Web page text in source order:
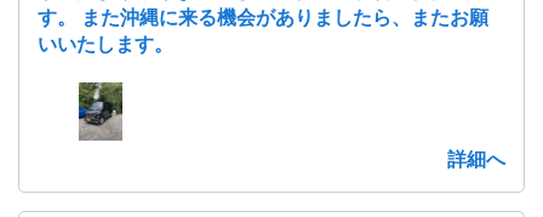
す。 また沖縄に来る機会がありましたら、またお願
いいたします。
詳細へ